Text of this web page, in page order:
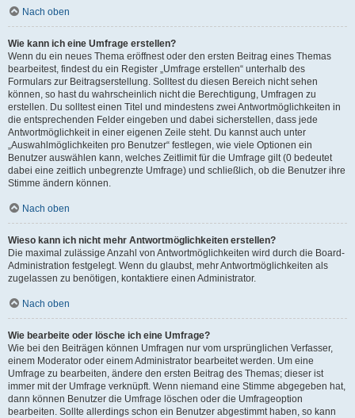
Nach oben
Wie kann ich eine Umfrage erstellen?
Wenn du ein neues Thema eröffnest oder den ersten Beitrag eines Themas
bearbeitest, findest du ein Register „Umfrage erstellen“ unterhalb des
Formulars zur Beitragserstellung. Solltest du diesen Bereich nicht sehen
können, so hast du wahrscheinlich nicht die Berechtigung, Umfragen zu
erstellen. Du solltest einen Titel und mindestens zwei Antwortmöglichkeiten in
die entsprechenden Felder eingeben und dabei sicherstellen, dass jede
Antwortmöglichkeit in einer eigenen Zeile steht. Du kannst auch unter
„Auswahlmöglichkeiten pro Benutzer“ festlegen, wie viele Optionen ein
Benutzer auswählen kann, welches Zeitlimit für die Umfrage gilt (0 bedeutet
dabei eine zeitlich unbegrenzte Umfrage) und schließlich, ob die Benutzer ihre
Stimme ändern können.
Nach oben
Wieso kann ich nicht mehr Antwortmöglichkeiten erstellen?
Die maximal zulässige Anzahl von Antwortmöglichkeiten wird durch die Board-
Administration festgelegt. Wenn du glaubst, mehr Antwortmöglichkeiten als
zugelassen zu benötigen, kontaktiere einen Administrator.
Nach oben
Wie bearbeite oder lösche ich eine Umfrage?
Wie bei den Beiträgen können Umfragen nur vom ursprünglichen Verfasser,
einem Moderator oder einem Administrator bearbeitet werden. Um eine
Umfrage zu bearbeiten, ändere den ersten Beitrag des Themas; dieser ist
immer mit der Umfrage verknüpft. Wenn niemand eine Stimme abgegeben hat,
dann können Benutzer die Umfrage löschen oder die Umfrageoption
bearbeiten. Sollte allerdings schon ein Benutzer abgestimmt haben, so kann